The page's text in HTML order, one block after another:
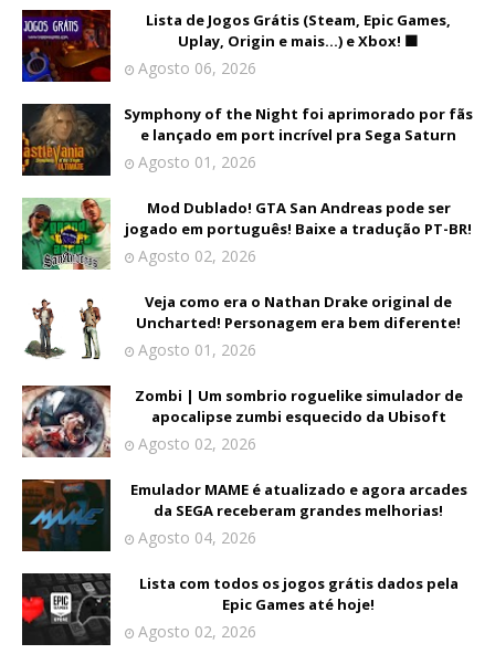
Lista de Jogos Grátis (Steam, Epic Games,
Uplay, Origin e mais...) e Xbox! 🟩
Agosto 06, 2026
Symphony of the Night foi aprimorado por fãs
e lançado em port incrível pra Sega Saturn
Agosto 01, 2026
Mod Dublado! GTA San Andreas pode ser
jogado em português! Baixe a tradução PT-BR!
Agosto 02, 2026
Veja como era o Nathan Drake original de
Uncharted! Personagem era bem diferente!
Agosto 01, 2026
Zombi | Um sombrio roguelike simulador de
apocalipse zumbi esquecido da Ubisoft
Agosto 02, 2026
Emulador MAME é atualizado e agora arcades
da SEGA receberam grandes melhorias!
Agosto 04, 2026
Lista com todos os jogos grátis dados pela
Epic Games até hoje!
Agosto 02, 2026